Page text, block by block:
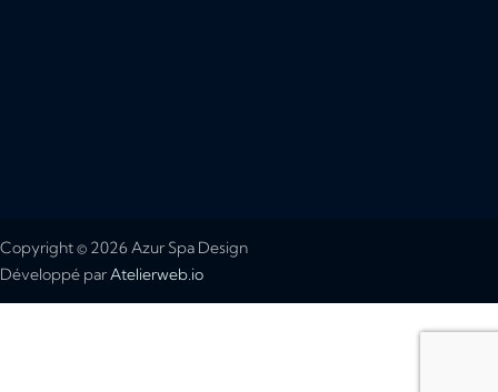
Copyright © 2026 Azur Spa Design
Développé parAtelierweb.io